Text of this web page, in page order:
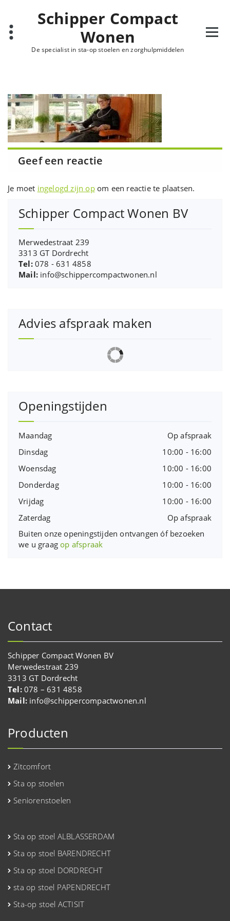
inhoud
Schipper Compact
Wonen
De specialist in sta-op stoelen en zorghulpmiddelen
Geef een reactie
Je moet ingelogd zijn opom een reactie te plaatsen.
Schipper Compact Wonen BV
Merwedestraat 239
3313 GT Dordrecht
Tel:078 - 631 4858
Mail: info@schippercompactwonen.nl
Advies afspraak maken
Openingstijden
Maandag
Op afspraak
Dinsdag
10:00 - 16:00
Woensdag
10:00 - 16:00
Donderdag
10:00 - 16:00
Vrijdag
10:00 - 16:00
Zaterdag
Op afspraak
Buiten onze openingstijden ontvangen óf bezoeken
we u graagop afspraak
Contact
Schipper Compact Wonen BV
Merwedestraat 239
3313 GT Dordrecht
Tel:078 – 631 4858
Mail: info@schippercompactwonen.nl
Producten
Zitcomfort
Sta op stoelen
Seniorenstoelen
Sta op stoel ALBLASSERDAM
Sta op stoel BARENDRECHT
Sta op stoel DORDRECHT
sta op stoel PAPENDRECHT
Sta-op stoel ACTISIT